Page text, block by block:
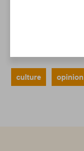
culture opinion